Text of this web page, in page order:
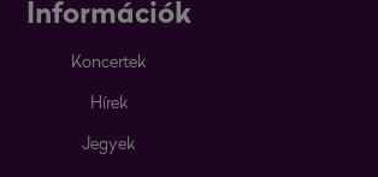
Információk
Koncertek
Hírek
Jegyek